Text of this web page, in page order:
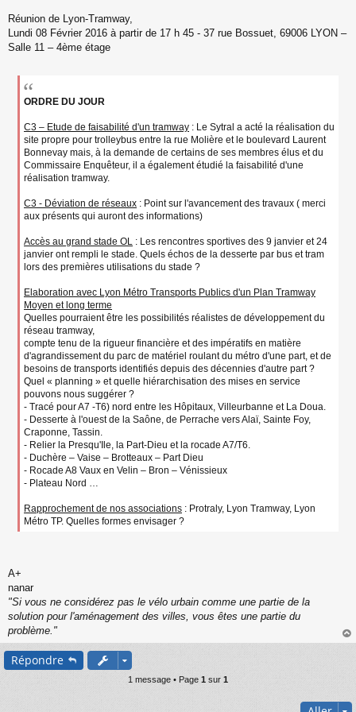
s
g
e
o
Réunion de Lyon-Tramway,
Lundi 08 Février 2016 à partir de 17 h 45 - 37 rue Bossuet, 69006 LYON –
Salle 11 – 4ème étage
ORDRE DU JOUR
C3 – Etude de faisabilité d'un tramway : Le Sytral a acté la réalisation du
site propre pour trolleybus entre la rue Molière et le boulevard Laurent
Bonnevay mais, à la demande de certains de ses membres élus et du
Commissaire Enquêteur, il a également étudié la faisabilité d'une
réalisation tramway.
C3 - Déviation de réseaux : Point sur l'avancement des travaux ( merci
aux présents qui auront des informations)
Accès au grand stade OL : Les rencontres sportives des 9 janvier et 24
janvier ont rempli le stade. Quels échos de la desserte par bus et tram
lors des premières utilisations du stade ?
Elaboration avec Lyon Métro Transports Publics d'un Plan Tramway
Moyen et long terme
Quelles pourraient être les possibilités réalistes de développement du
réseau tramway,
compte tenu de la rigueur financière et des impératifs en matière
d'agrandissement du parc de matériel roulant du métro d'une part, et de
besoins de transports identifiés depuis des décennies d'autre part ?
Quel « planning » et quelle hiérarchisation des mises en service
pouvons nous suggérer ?
- Tracé pour A7 -T6) nord entre les Hôpitaux, Villeurbanne et La Doua.
- Desserte à l'ouest de la Saône, de Perrache vers Alaï, Sainte Foy,
Craponne, Tassin.
- Relier la Presqu'Ile, la Part-Dieu et la rocade A7/T6.
- Duchère – Vaise – Brotteaux – Part Dieu
- Rocade A8 Vaux en Velin – Bron – Vénissieux
- Plateau Nord …
Rapprochement de nos associations : Protraly, Lyon Tramway, Lyon
Métro TP. Quelles formes envisager ?
A+
nanar
"Si vous ne considérez pas le vélo urbain comme une partie de la
solution pour l'aménagement des villes, vous êtes une partie du
problème."
au
Répondre
1 message • Page 1 sur 1